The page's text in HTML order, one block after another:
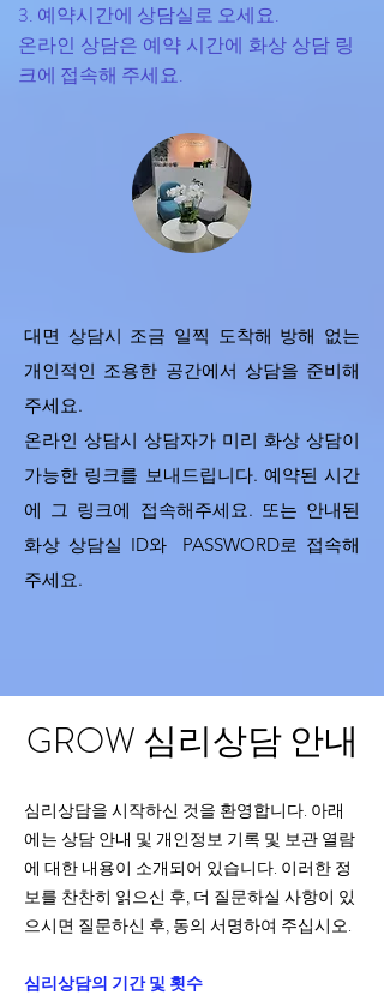
3. 예약시간에 상담실로 오세요.
온라인 상담은 예약 시간에 화상 상담 링
크에 접속해 주세요.
대면 상담시 조금 일찍 도착해 방해 없는
개인적인 조용한 공간에서 상담을 준비해
주세요.
온라인 상담시 상담자가 미리 화상 상담이
가능한 링크를 보내드립니다. 예약된 시간
에 그 링크에 접속해주세요. 또는 안내된
화상 상담실 ID와 PASSWORD로 접속해
주세요.
GROW 심리상담 안내
심리상담을 시작하신 것을 환영합니다. 아래
에는 상담 안내 및 개인정보 기록 및 보관 열람
에 대한 내용이 소개되어 있습니다. 이러한 정
보를 찬찬히 읽으신 후, 더 질문하실 사항이 있
으시면 질문하신 후, 동의 서명하여 주십시오.
심리상담의 기간 및 횟수